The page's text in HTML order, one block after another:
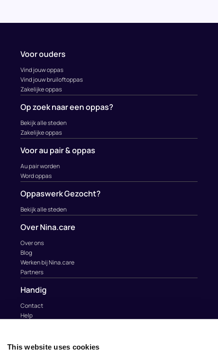
This website uses cookies
Voor ouders
Vind jouw oppas
Vind jouw bruiloftoppas
Zakelijke oppas
Op zoek naar een oppas?
Bekijk alle steden
Zakelijke oppas
Voor au pair & oppas
Au pair worden
Word oppas
Oppaswerk Gezocht?
Bekijk alle steden
Over Nina.care
Over ons
Blog
Werken bij Nina.care
Partners
Handig
Contact
Help